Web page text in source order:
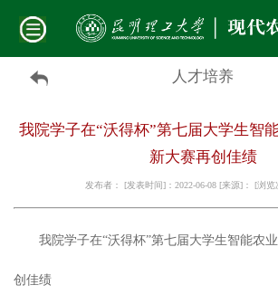
人才培养
我院学子在“沃得杯”第七届大学生智
新大赛再创佳绩
发布者： [发表时间]：2022-06-08 [来源]： [浏览
我院学子在“沃得杯”第七届大学生智能农
创佳绩